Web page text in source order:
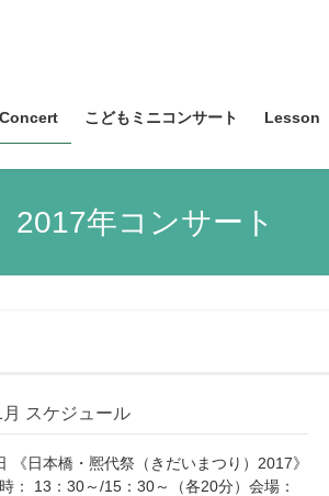
Concert こどもミニコンサート Lesson
2017年コンサート
月 スケジュール
《日本橋・熈代祭（きだいまつり）2017》
： 13：30～/15：30～（各20分）会場：